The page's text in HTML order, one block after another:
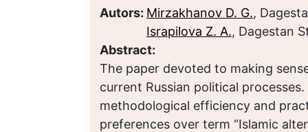
Autors: Mirzakhanov D. G.,
Israpilova Z. A., Dagestan
Abstract:
The paper devoted to making
current Russian political
methodological efficiency and
preferences over term “Islamic